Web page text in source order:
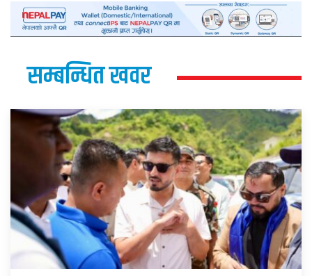
सम्बन्धित खवर